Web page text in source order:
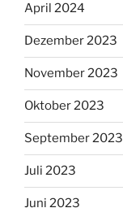
April 2024
Dezember 2023
November 2023
Oktober 2023
September 2023
Juli 2023
Juni 2023